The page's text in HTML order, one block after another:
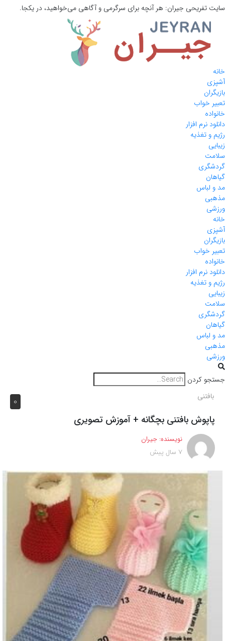
سایت تفریحی جیران: هر آنچه برای سرگرمی و آگاهی می‌خواهید، در یکجا.
خانه
آشپزی
بازیگران
تعبیر خواب
خانواده
دانلود نرم افزار
رژیم و تغذیه
زیبایی
سلامت
گردشگری
گیاهان
مد و لباس
مذهبی
ورزشی
خانه
آشپزی
بازیگران
تعبیر خواب
خانواده
دانلود نرم افزار
رژیم و تغذیه
زیبایی
سلامت
گردشگری
گیاهان
مد و لباس
مذهبی
ورزشی
جستجو کردن
0 بافتنی
پاپوش بافتنی بچگانه + آموزش تصویری
نویسنده: جیران
7 سال پیش